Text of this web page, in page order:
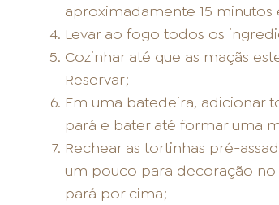
aproximadamente 15 minutos
Levar ao fogo todos os
Cozinhar até que as maçãs
Reservar;
Em uma batedeira, adicionar
pará e bater até formar uma
Rechear as tortinhas pré-
um pouco para decoração
pará por cima;